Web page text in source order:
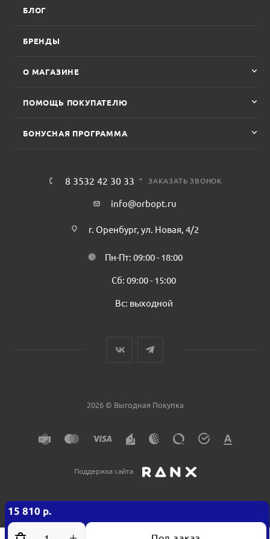
15 810 р.
БЛОГ
БРЕНДЫ
О МАГАЗИНЕ
ПОМОЩЬ ПОКУПАТЕЛЮ
БОНУСНАЯ ПРОГРАММА
8 3532 42 30 33 ЗАКАЗАТЬ ЗВОНОК
info@orbopt.ru
г. Оренбург, ул. Новая, 4/2
Пн-Пт: 09:00 - 18:00
Сб: 09:00 - 15:00
Вс: выходной
2026 © Выгодная Покупка
Поддержка сайта